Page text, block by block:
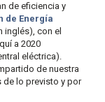
de eficiencia y
de Energía
inglés), con el
a 2020
eléctrica).
de nuestra
de lo previsto y por